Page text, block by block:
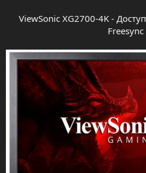
ViewSonic XG2700-4K -
Freesync